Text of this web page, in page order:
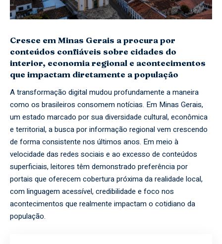
Cresce em Minas Gerais a procura por
conteúdos confiáveis sobre cidades do
interior, economia regional e acontecimentos
que impactam diretamente a população
A transformação digital mudou profundamente a maneira
como os brasileiros consomem notícias. Em Minas Gerais,
um estado marcado por sua diversidade cultural, econômica
e territorial, a busca por informação regional vem crescendo
de forma consistente nos últimos anos. Em meio à
velocidade das redes sociais e ao excesso de conteúdos
superficiais, leitores têm demonstrado preferência por
portais que oferecem cobertura próxima da realidade local,
com linguagem acessível, credibilidade e foco nos
acontecimentos que realmente impactam o cotidiano da
população.